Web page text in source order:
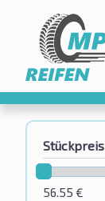
Stückpreis
56.55 €